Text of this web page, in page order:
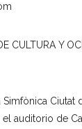
CULTURA Y
Simfònica Ciutat
auditorio de